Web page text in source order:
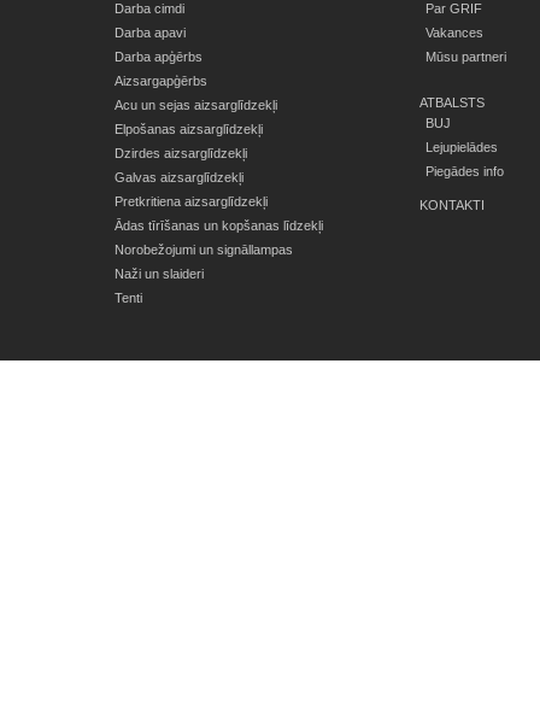
Darba cimdi
Darba apavi
Darba apģērbs
Aizsargapģērbs
Acu un sejas aizsarglīdzekļi
Elpošanas aizsarglīdzekļi
Dzirdes aizsarglīdzekļi
Galvas aizsarglīdzekļi
Pretkritiena aizsarglīdzekļi
Ādas tīrīšanas un kopšanas līdzekļi
Norobežojumi un signāllampas
Naži un slaideri
Tenti
Par GRIF
Vakances
Mūsu partneri
ATBALSTS
BUJ
Lejupielādes
Piegādes info
KONTAKTI